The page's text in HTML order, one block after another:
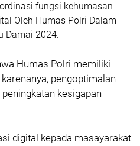
fungsi kehumasan
Oleh Humas Polri Dalam
Damai 2024.
Humas Polri memiliki
pengoptimalan
kesigapan
digital kepada masayarakat